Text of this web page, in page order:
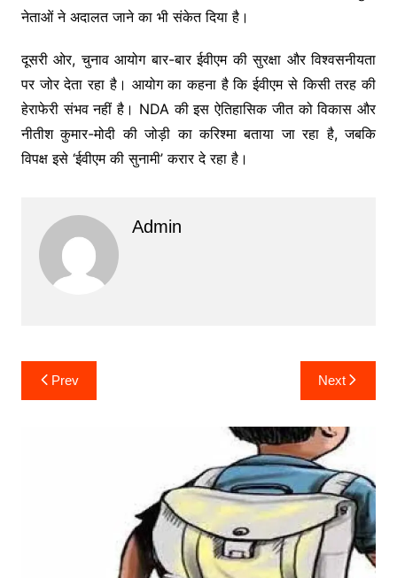
नेताओं ने अदालत जाने का भी संकेत दिया है।
दूसरी ओर, चुनाव आयोग बार-बार ईवीएम की सुरक्षा और विश्वसनीयता
पर जोर देता रहा है। आयोग का कहना है कि ईवीएम से किसी तरह की
हेराफेरी संभव नहीं है। NDA की इस ऐतिहासिक जीत को विकास और
नीतीश कुमार-मोदी की जोड़ी का करिश्मा बताया जा रहा है, जबकि
विपक्ष इसे ‘ईवीएम की सुनामी’ करार दे रहा है।
Admin
Post
navigation
Prev Next